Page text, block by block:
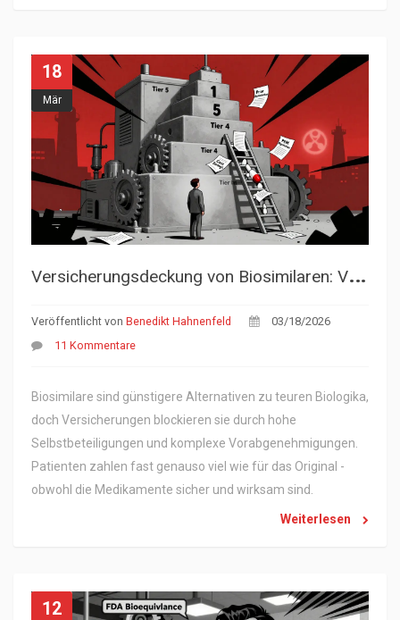
18
Mär
V
ersicherungsdeckung von Biosimilaren: Vorabgenehmigung und Einstufung
Veröffentlicht von Benedikt Hahnenfeld
03/18/2026
11 Kommentare
Biosimilare sind günstigere Alternativen zu teuren Biologika,
doch Versicherungen blockieren sie durch hohe
Selbstbeteiligungen und komplexe Vorabgenehmigungen.
Patienten zahlen fast genauso viel wie für das Original -
obwohl die Medikamente sicher und wirksam sind.
Weiterlesen
12